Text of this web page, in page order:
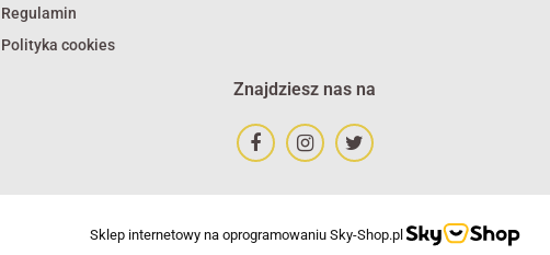
Regulamin
Polityka cookies
Znajdziesz nas na
Sklep internetowy na oprogramowaniu Sky-Shop.pl